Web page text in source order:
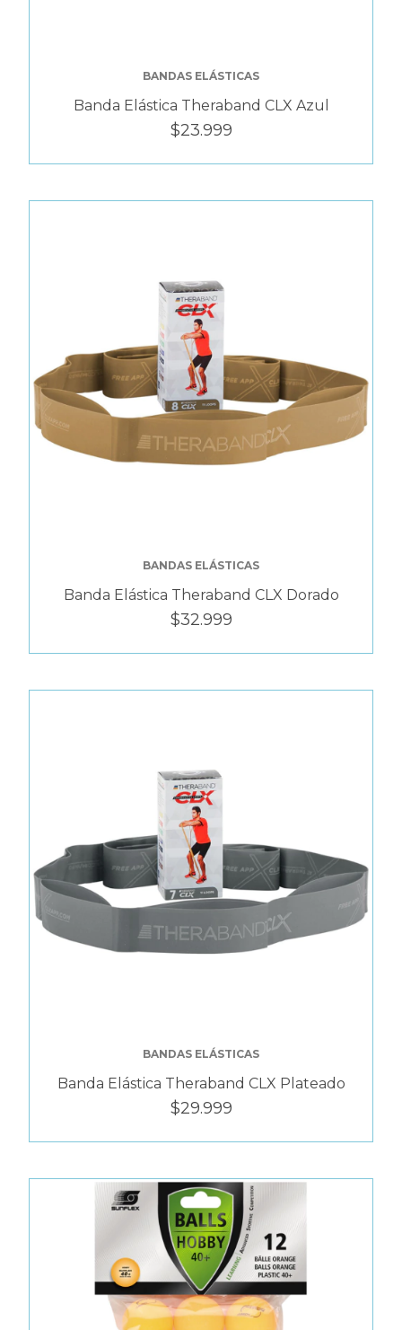
BANDAS ELÁSTICAS
Banda Elástica Theraband CLX Azul
$23.999
BANDAS ELÁSTICAS
Banda Elástica Theraband CLX Dorado
$32.999
BANDAS ELÁSTICAS
Banda Elástica Theraband CLX Plateado
$29.999